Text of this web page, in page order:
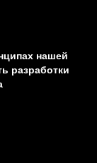
нашей
разработки